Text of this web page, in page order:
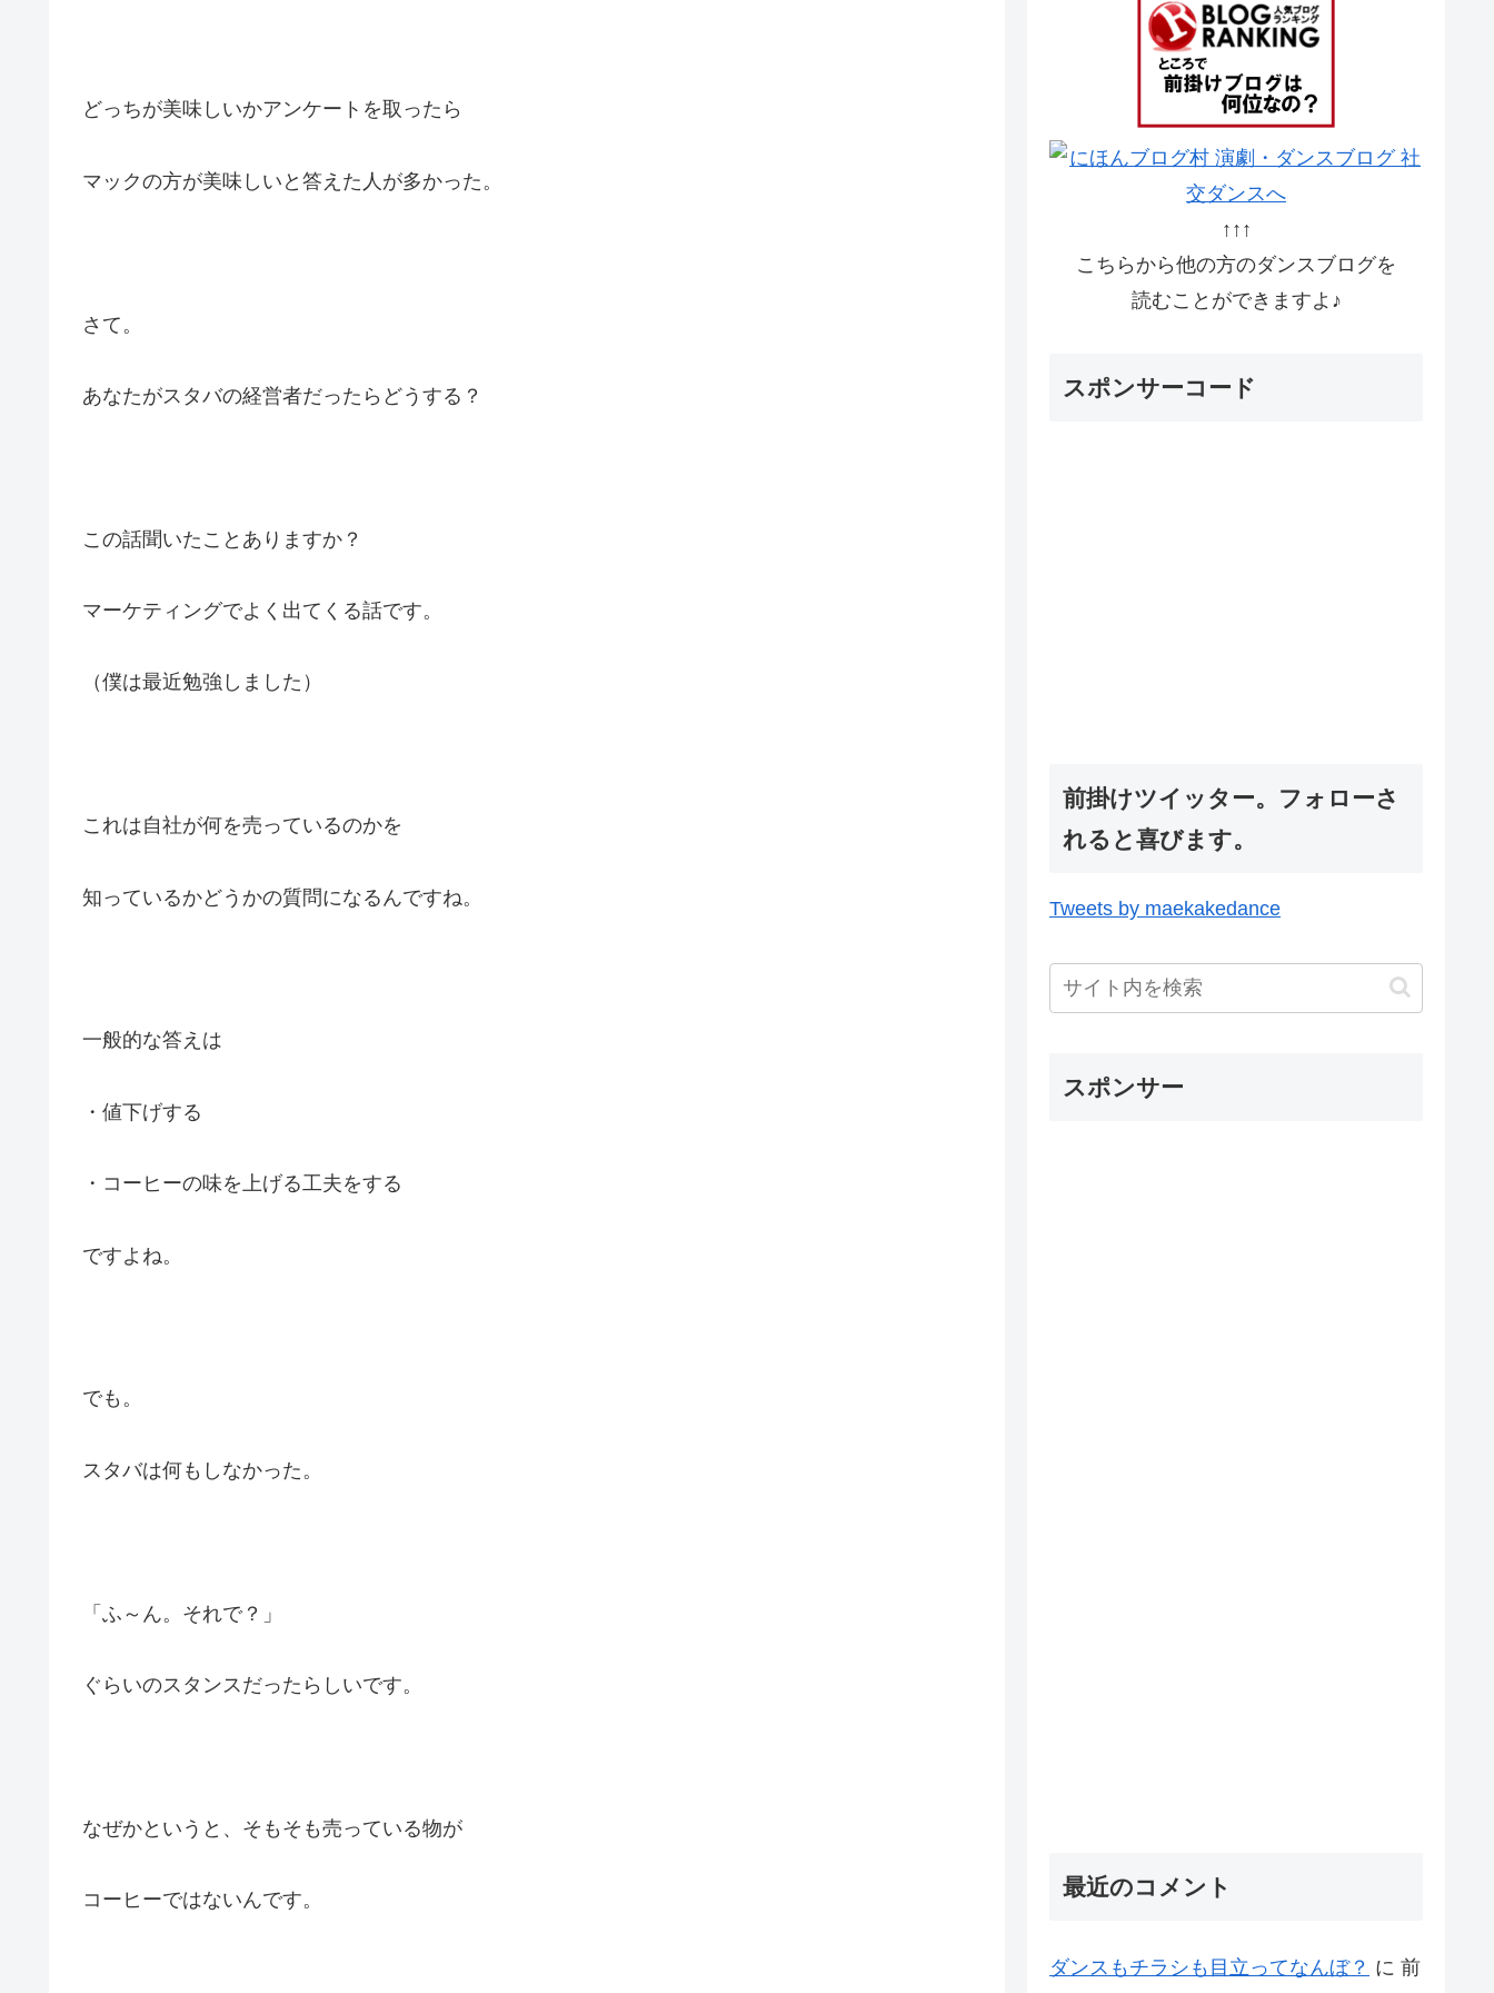
どっちが美味しいかアンケートを取ったら
マックの方が美味しいと答えた人が多かった。
さて。
あなたがスタバの経営者だったらどうする？
この話聞いたことありますか？
マーケティングでよく出てくる話です。
（僕は最近勉強しました）
これは自社が何を売っているのかを
知っているかどうかの質問になるんですね。
一般的な答えは
・値下げする
・コーヒーの味を上げる工夫をする
ですよね。
でも。
スタバは何もしなかった。
「ふ～ん。それで？」
ぐらいのスタンスだったらしいです。
なぜかというと、そもそも売っている物が
コーヒーではないんです。
↑↑↑
こちらから他の方のダンスブログを
読むことができますよ♪
スポンサーコード
前掛けツイッター。フォローさ
れると喜びます。
Tweets by maekakedance
スポンサー
最近のコメント
ダンスもチラシも目立ってなんぼ？ に 前